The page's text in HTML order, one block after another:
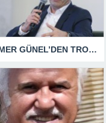
ÖMER GÜNEL’DEN TROLLERE YÖNELİK SUÇ DUYURUSU